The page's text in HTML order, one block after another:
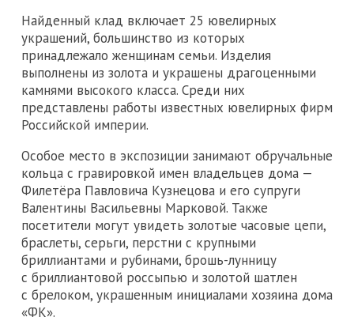
Найденный клад включает 25 ювелирных
украшений, большинство из которых
принадлежало женщинам семьи. Изделия
выполнены из золота и украшены драгоценными
камнями высокого класса. Среди них
представлены работы известных ювелирных фирм
Российской империи.
Особое место в экспозиции занимают обручальные
кольца с гравировкой имен владельцев дома —
Филетёра Павловича Кузнецова и его супруги
Валентины Васильевны Марковой. Также
посетители могут увидеть золотые часовые цепи,
браслеты, серьги, перстни с крупными
бриллиантами и рубинами, брошь-лунницу
с бриллиантовой россыпью и золотой шатлен
с брелоком, украшенным инициалами хозяина дома
«ФК».